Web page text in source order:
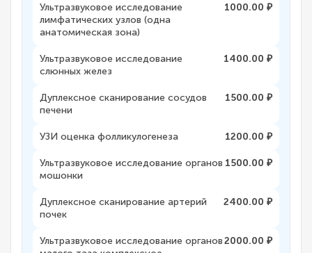
Ультразвуковое исследование
лимфатических узлов (одна
анатомическая зона)
1000.00 ₽
Ультразвуковое исследование
слюнных желез
1400.00 ₽
Дуплексное сканирование сосудов
печени
1500.00 ₽
УЗИ оценка фолликулогенеза 1200.00 ₽
Ультразвуковое исследование органов
мошонки
1500.00 ₽
Дуплексное сканирование артерий
почек
2400.00 ₽
Ультразвуковое исследование органов2000.00 ₽